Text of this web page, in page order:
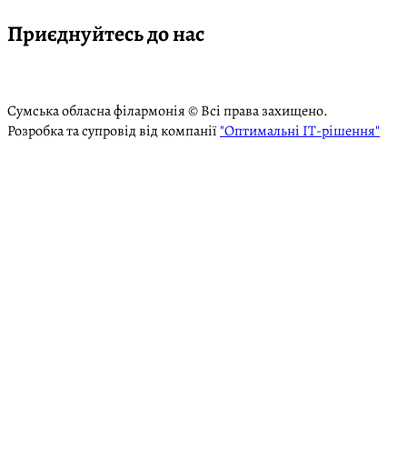
Приєднуйтесь до нас
Сумська обласна філармонія © Всі права захищено.
Розробка та супровід від компанії"Оптимальні ІТ-рішення"